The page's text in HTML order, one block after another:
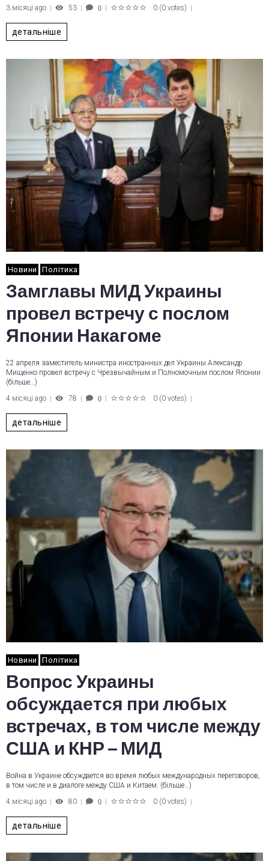
3 місяці ago
53 0 0 (0 votes)
детальніше
Новини Політика
Замглавы МИД Украины
провел встречу с послом
Японии Накагоме
22 апреля заместитель министра иностранных дел Украины Александр
Мищенко провел встречу с Чрезвычайным и Полномочным послом Японии
(більше…)
4 місяці ago
78 0 0 (0 votes)
детальніше
Новини Політика
Вопрос Украины
обсуждается при любых
встречах, в том числе между
США и КНР – МИД
Война в Украине обсуждается во время любых международных переговоров,
в том числе и в диалоге между США и Китаем. (більше…)
4 місяці ago
80 0 0 (0 votes)
детальніше